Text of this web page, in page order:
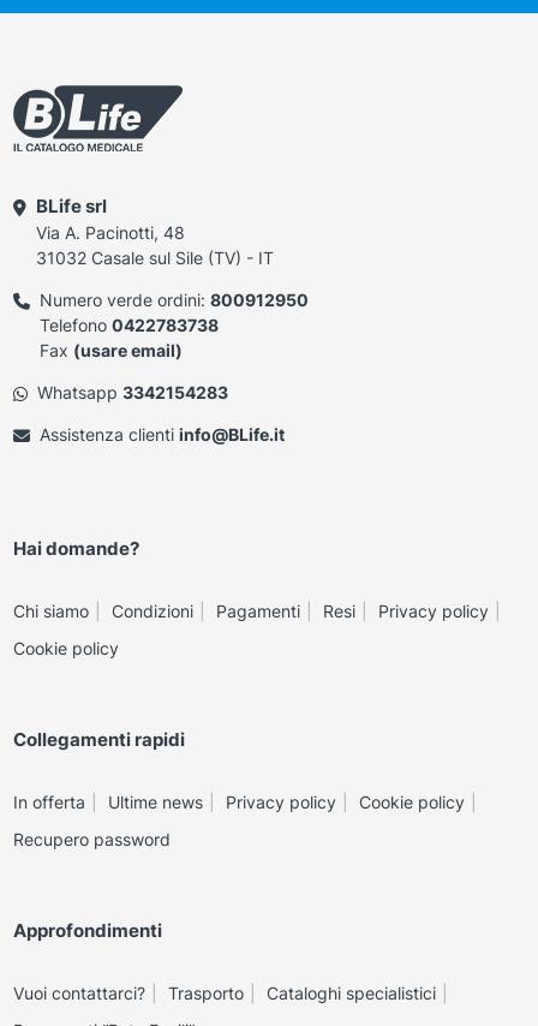
BLife srl
Via A. Pacinotti, 48
31032 Casale sul Sile (TV) - IT
Numero verde ordini: 800912950
Telefono 0422783738
Fax (usare email)
Whatsapp 3342154283
Assistenza clienti info@BLife.it
Hai domande?
Chi siamo Condizioni Pagamenti Resi
Privacy policy
Cookie policy
Collegamenti rapidi
In offerta Ultime news Privacy policy
Cookie policy
Recupero password
Approfondimenti
Vuoi contattarci? Trasporto
Cataloghi specialistici